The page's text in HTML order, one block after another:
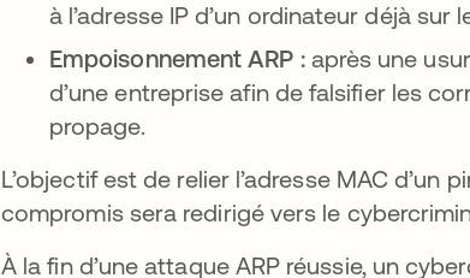
à l’adresse IP d’un ordinateur déjà sur
Empoisonnement ARP : après une
d’une entreprise afin de falsifier les
propage.
L’objectif est de relier l’adresse MAC
compromis sera redirigé vers le
À la fin d’une attaque ARP réussie, un